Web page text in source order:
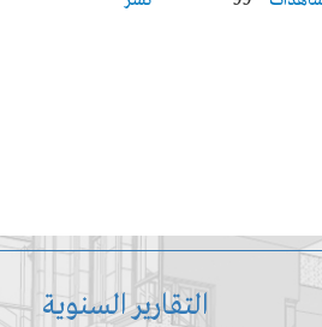
التقارير السنوية